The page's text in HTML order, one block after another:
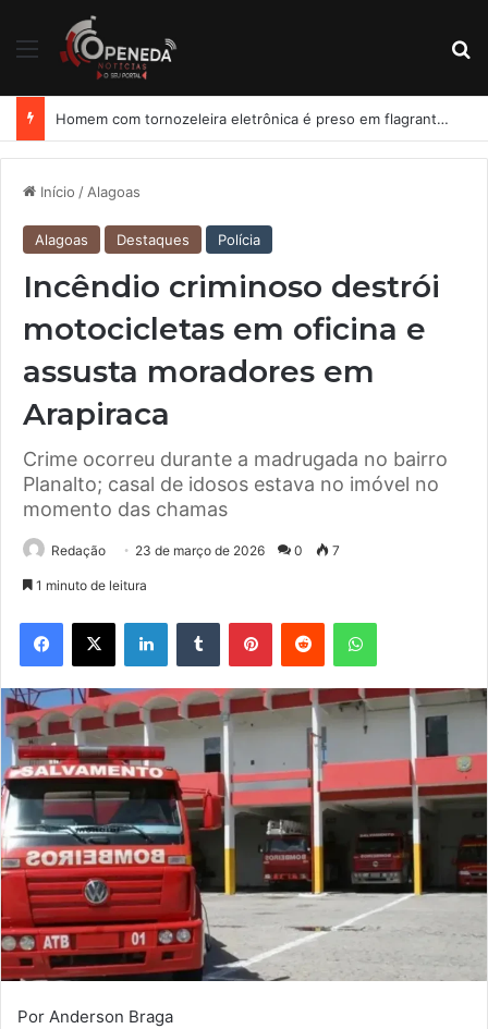
Menu
Homem com tornozeleira eletrônica é preso em flagrante por importunação sexual em condomínio de Arapiraca
Início / Alagoas
Alagoas Destaques Polícia
Incêndio criminoso destrói
motocicletas em oficina e
assusta moradores em
Arapiraca
Crime ocorreu durante a madrugada no bairro
Planalto; casal de idosos estava no imóvel no
momento das chamas
Redação 23 de março de 2026 0 7
1 minuto de leitura
Facebook
X LinkedinTumblr PinterestReddit WhatsApp
Por Anderson Braga